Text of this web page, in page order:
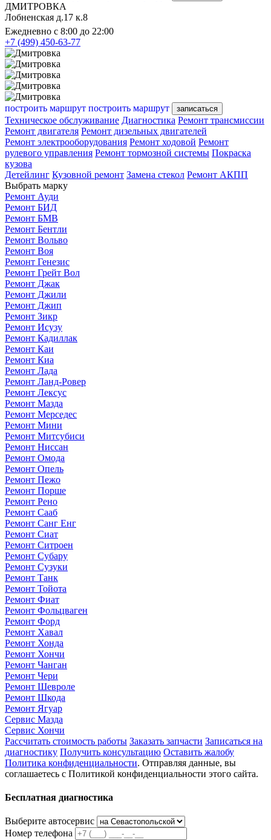
ДМИТРОВКА
Лобненская д.17 к.8
Ежедневно с 8:00 до 22:00
+7 (499) 450-63-77
построить маршрут построить маршрут записаться
Техническое обслуживание Диагностика Ремонт трансмиссии
Ремонт двигателя Ремонт дизельных двигателей
Ремонт электрооборудования Ремонт ходовой Ремонт
рулевого управления Ремонт тормозной системы Покраска
кузова
Детейлинг Кузовной ремонт Замена стекол Ремонт АКПП
Выбрать марку
Ремонт Ауди
Ремонт БИД
Ремонт БМВ
Ремонт Бентли
Ремонт Вольво
Ремонт Воя
Ремонт Генезис
Ремонт Грейт Вол
Ремонт Джак
Ремонт Джили
Ремонт Джип
Ремонт Зикр
Ремонт Исузу
Ремонт Кадиллак
Ремонт Каи
Ремонт Киа
Ремонт Лада
Ремонт Ланд-Ровер
Ремонт Лексус
Ремонт Мазда
Ремонт Мерседес
Ремонт Мини
Ремонт Митсубиси
Ремонт Ниссан
Ремонт Омода
Ремонт Опель
Ремонт Пежо
Ремонт Порше
Ремонт Рено
Ремонт Сааб
Ремонт Санг Енг
Ремонт Сиат
Ремонт Ситроен
Ремонт Субару
Ремонт Сузуки
Ремонт Танк
Ремонт Тойота
Ремонт Фиат
Ремонт Фольцваген
Ремонт Форд
Ремонт Хавал
Ремонт Хонда
Ремонт Хончи
Ремонт Чанган
Ремонт Чери
Ремонт Шевроле
Ремонт Шкода
Ремонт Ягуар
Сервис Мазда
Сервис Хончи
Рассчитать стоимость работы Заказать запчасти Записаться на
диагностику Получить консультацию Оставить жалобу
Политика конфиденциальности. Отправляя данные, вы
соглашаетесь с Политикой конфиденциальности этого сайта.
Бесплатная диагностика
Выберите автосервис
Номер телефона